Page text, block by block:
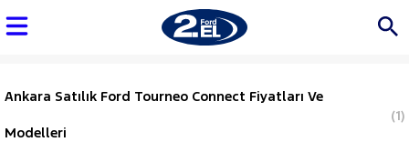
Ankara Satılık Ford Tourneo Connect Fiyatları Ve
Modelleri
(1)